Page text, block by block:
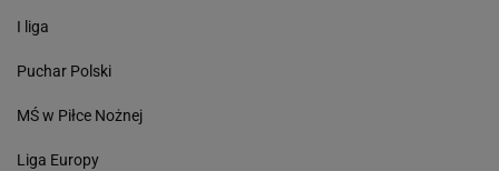
I liga
Puchar Polski
MŚ w Piłce Nożnej
Liga Europy